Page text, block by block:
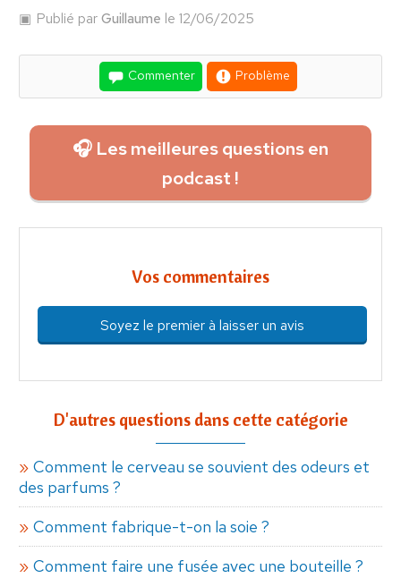
Publié parGuillaume le 12/06/2025
Commenter Problème
🎧 Les meilleures questions en
podcast !
Vos commentaires
Soyez le premier à laisser un avis
D'autres questions dans cette catégorie
Comment le cerveau se souvient des odeurs et
des parfums ?
Comment fabrique-t-on la soie ?
Comment faire une fusée avec une bouteille ?